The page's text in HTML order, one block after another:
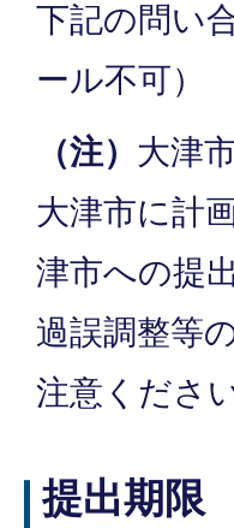
下記の問い
ール不可）
（注） 大津
大津市に計
津市への提
過誤調整等
注意ください
提出期限